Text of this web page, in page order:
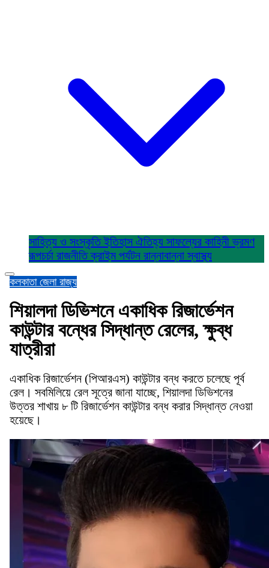
সাহিত্য ও সংস্কৃতিইতিহাস ঐতিহ্য সাফল্যের কাহিনীভ্রমণ
রূপচর্চা রাজনীতিক্রাইম পর্যটন রান্নাবান্নাস্বাস্থ্য
কলকাতা জেলা রাজ্য
শিয়ালদা ডিভিশনে একাধিক রিজার্ভেশন
কাউন্টার বন্ধের সিদ্ধান্ত রেলের, ক্ষুব্ধ
যাত্রীরা
একাধিক রিজার্ভেশন (পিআরএস) কাউন্টার বন্ধ করতে চলেছে পূর্ব
রেল। সবমিলিয়ে রেল সূত্রে জানা যাচ্ছে, শিয়ালদা ডিভিশনের
উত্তর শাখায় ৮ টি রিজার্ভেশন কাউন্টার বন্ধ করার সিদ্ধান্ত নেওয়া
হয়েছে।